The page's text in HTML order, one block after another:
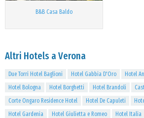
B&B Casa Baldo
Altri Hotels a Verona
Due Torri Hotel Baglioni Hotel Gabbia D'Oro
Hotel
Hotel Bologna
Hotel Borghetti Hotel Brandoli
Corte Ongaro Residence Hotel
Hotel De Capuleti
Hotel Gardenia
Hotel Giulietta e Romeo Hotel Italia